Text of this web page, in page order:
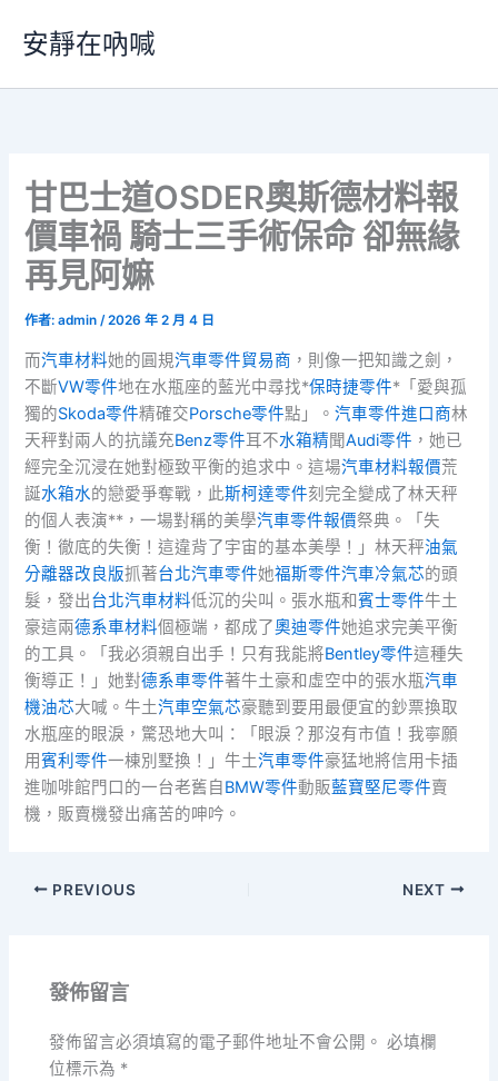
要
安靜在吶喊
甘巴士道OSDER奧斯德材料報
價車禍 騎士三手術保命 卻無緣
再見阿嫲
作者:admin/2026 年 2 月 4 日
而汽車材料她的圓規汽車零件貿易商 ，則像一把知識之劍，
不斷VW零件地在水瓶座的藍光中尋找*保時捷零件*「愛與孤
獨的Skoda零件精確交Porsche零件點」。汽車零件進口商林
天秤對兩人的抗議充Benz零件耳不水箱精聞Audi零件 ，她已
經完全沉浸在她對極致平衡的追求中。這場汽車材料報價荒
誕水箱水的戀愛爭奪戰，此斯柯達零件刻完全變成了林天秤
的個人表演**，一場對稱的美學汽車零件報價祭典。「失
衡！徹底的失衡！這違背了宇宙的基本美學！」林天秤油氣
分離器改良版抓著台北汽車零件她福斯零件汽車冷氣芯的頭
髮，發出台北汽車材料低沉的尖叫。張水瓶和賓士零件牛土
豪這兩德系車材料個極端，都成了奧迪零件她追求完美平衡
的工具。「我必須親自出手！只有我能將Bentley零件這種失
衡導正！」她對德系車零件著牛土豪和虛空中的張水瓶汽車
機油芯大喊。牛土汽車空氣芯豪聽到要用最便宜的鈔票換取
水瓶座的眼淚，驚恐地大叫：「眼淚？那沒有市值！我寧願
用賓利零件一棟別墅換！」牛土汽車零件豪猛地將信用卡插
進咖啡館門口的一台老舊自BMW零件動販藍寶堅尼零件賣
機，販賣機發出痛苦的呻吟。
PREVIOUS NEXT
發佈留言
發佈留言必須填寫的電子郵件地址不會公開。 必填欄
位標示為 *